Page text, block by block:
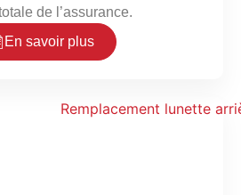
de l’assurance.
En savoir plus